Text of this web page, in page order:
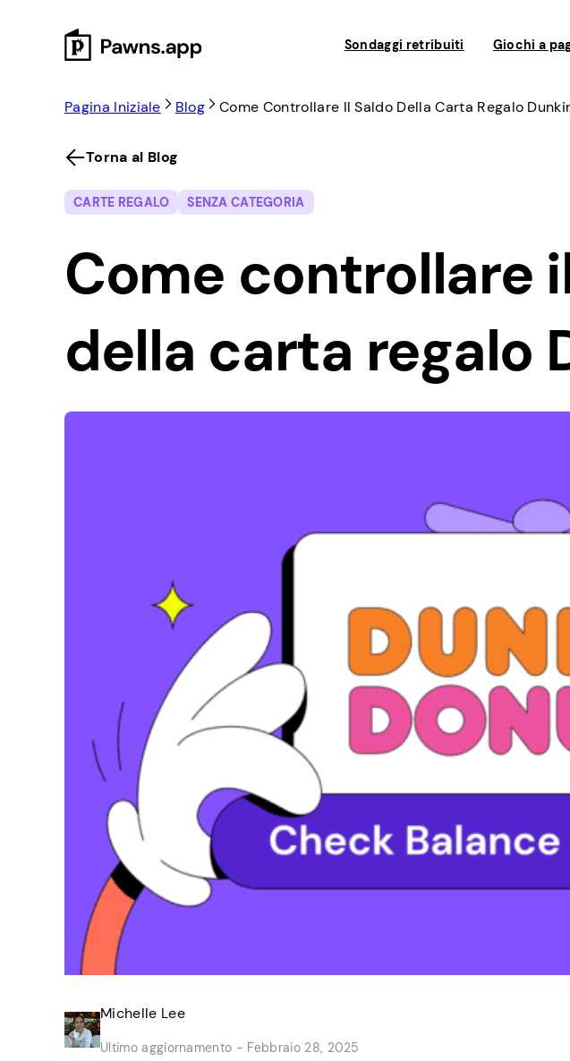
Sondaggi retribuiti Giochi a
Pagina Iniziale Blog Come Controllare Il Saldo Della Carta Regalo
Torna al Blog
CARTE REGALO SENZA CATEGORIA
Come controllare
della carta regalo
Michelle Lee
Ultimo aggiornamento - Febbraio 28, 2025